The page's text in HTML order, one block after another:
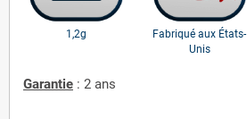
1,2g
Fabriqué aux États-
Unis
Garantie : 2 ans